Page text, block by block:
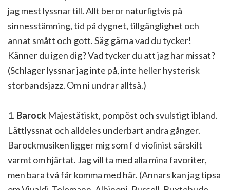
jag mest lyssnar till. Allt beror naturligtvis på
sinnesstämning, tid på dygnet, tillgänglighet och
annat smått och gott. Säg gärna vad du tycker!
Känner du igen dig? Vad tycker du att jag har missat?
(Schlager lyssnar jag inte på, inte heller hysterisk
storbandsjazz. Om ni undrar alltså.)
1. Barock Majestätiskt, pompöst och svulstigt ibland.
Lättlyssnat och alldeles underbart andra gånger.
Barockmusiken ligger mig som f d violinist särskilt
varmt om hjärtat. Jag vill ta med alla mina favoriter,
men bara två får komma med här. (Annars kan jag tipsa